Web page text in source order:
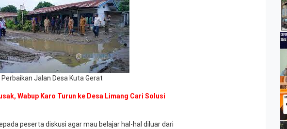
Perbaikan Jalan Desa Kuta Gerat
Wabup Karo Turun ke Desa Limang Cari Solusi
peserta diskusi agar mau belajar hal-hal diluar dari